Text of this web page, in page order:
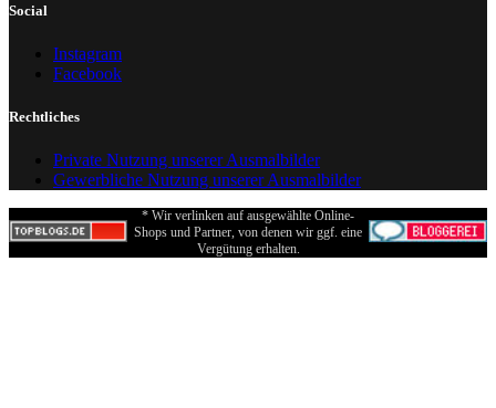
Social
Instagram
Facebook
Rechtliches
Private Nutzung unserer Ausmalbilder
Gewerbliche Nutzung unserer Ausmalbilder
* Wir verlinken auf ausgewählte Online-
Shops und Partner, von denen wir ggf. eine
Vergütung erhalten.